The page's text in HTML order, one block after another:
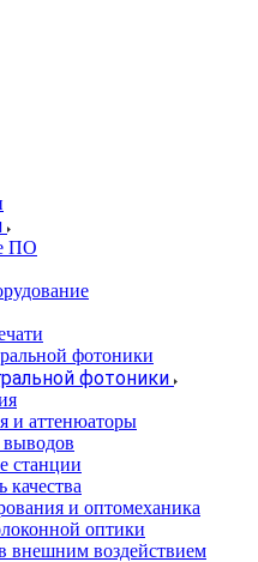
ПО
фотоники
и аттенюаторы
станции
качества
и оптомеханика
оптики
внешним воздействием